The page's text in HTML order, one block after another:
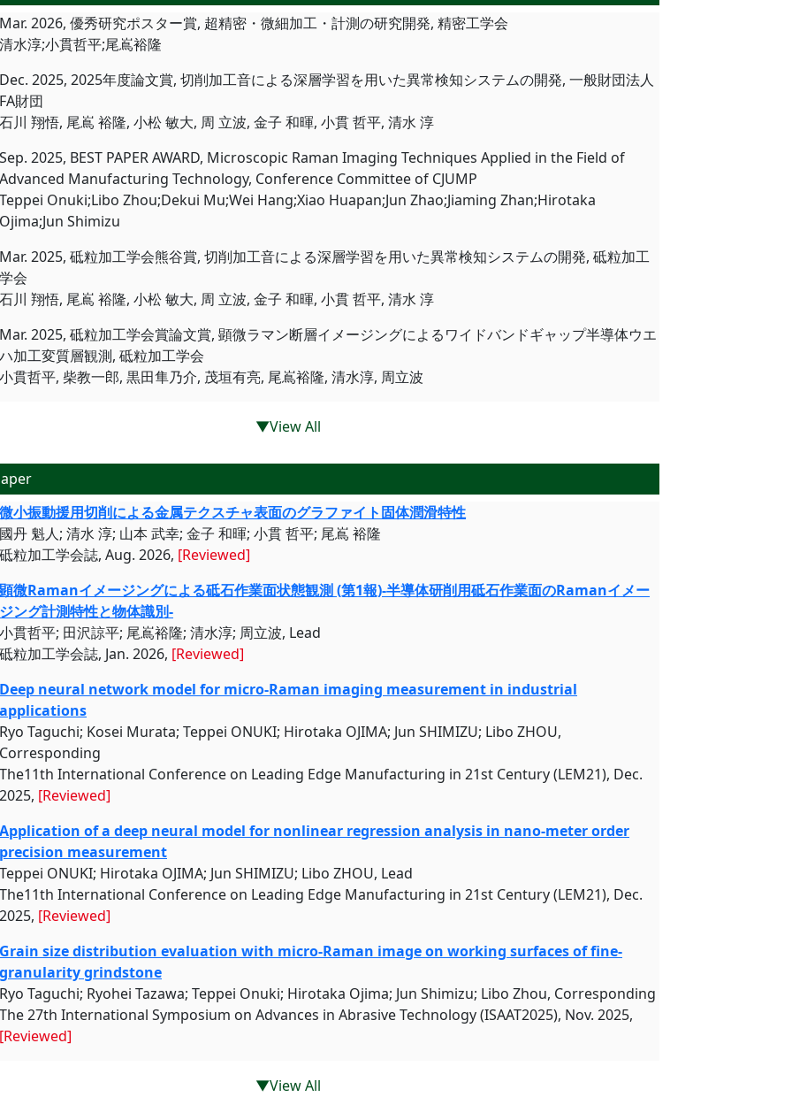
Mar. 2026, 優秀研究ポスター賞, 超精密・微細加工・計測の研究開発, 精密工学会
清水淳;小貫哲平;尾嶌裕隆
Dec. 2025, 2025年度論文賞, 切削加工音による深層学習を用いた異常検知システムの開発, 一般財団法人
FA財団
石川 翔悟, 尾嶌 裕隆, 小松 敏大, 周 立波, 金子 和暉, 小貫 哲平, 清水 淳
Sep. 2025, BEST PAPER AWARD, Microscopic Raman Imaging Techniques Applied in the Field of
Advanced Manufacturing Technology, Conference Committee of CJUMP
Teppei Onuki;Libo Zhou;Dekui Mu;Wei Hang;Xiao Huapan;Jun Zhao;Jiaming Zhan;Hirotaka
Ojima;Jun Shimizu
Mar. 2025, 砥粒加工学会熊谷賞, 切削加工音による深層学習を用いた異常検知システムの開発, 砥粒加工
学会
石川 翔悟, 尾嶌 裕隆, 小松 敏大, 周 立波, 金子 和暉, 小貫 哲平, 清水 淳
Mar. 2025, 砥粒加工学会賞論文賞, 顕微ラマン断層イメージングによるワイドバンドギャップ半導体ウエ
ハ加工変質層観測, 砥粒加工学会
小貫哲平, 柴教一郎, 黒田隼乃介, 茂垣有亮, 尾嶌裕隆, 清水淳, 周立波
▼View All
微小振動援用切削による金属テクスチャ表面のグラファイト固体潤滑特性
國丹 魁人; 清水 淳; 山本 武幸; 金子 和暉; 小貫 哲平; 尾嶌 裕隆
砥粒加工学会誌, Aug. 2026, [Reviewed]
顕微Ramanイメージングによる砥石作業面状態観測 (第1報)-半導体研削用砥石作業面のRamanイメー
ジング計測特性と物体識別-
小貫哲平; 田沢諒平; 尾嶌裕隆; 清水淳; 周立波, Lead
砥粒加工学会誌, Jan. 2026, [Reviewed]
Deep neural network model for micro-Raman imaging measurement in industrial
applications
Ryo Taguchi; Kosei Murata; Teppei ONUKI; Hirotaka OJIMA; Jun SHIMIZU; Libo ZHOU,
Corresponding
The11th International Conference on Leading Edge Manufacturing in 21st Century (LEM21), Dec.
2025, [Reviewed]
Application of a deep neural model for nonlinear regression analysis in nano-meter order
precision measurement
Teppei ONUKI; Hirotaka OJIMA; Jun SHIMIZU; Libo ZHOU, Lead
The11th International Conference on Leading Edge Manufacturing in 21st Century (LEM21), Dec.
2025, [Reviewed]
Grain size distribution evaluation with micro-Raman image on working surfaces of fine-
granularity grindstone
Ryo Taguchi; Ryohei Tazawa; Teppei Onuki; Hirotaka Ojima; Jun Shimizu; Libo Zhou, Corresponding
The 27th International Symposium on Advances in Abrasive Technology (ISAAT2025), Nov. 2025,
[Reviewed]
▼View All